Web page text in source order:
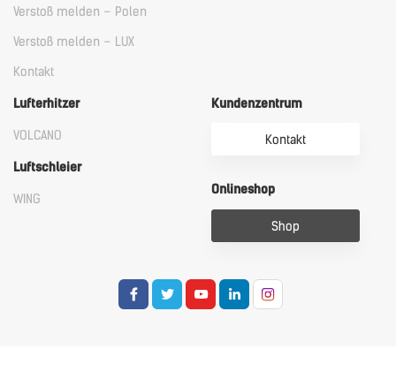
Verstoß melden – Polen
Verstoß melden – LUX
Kontakt
Lufterhitzer
VOLCANO
Luftschleier
WING
Kundenzentrum
Kontakt
Onlineshop
Shop